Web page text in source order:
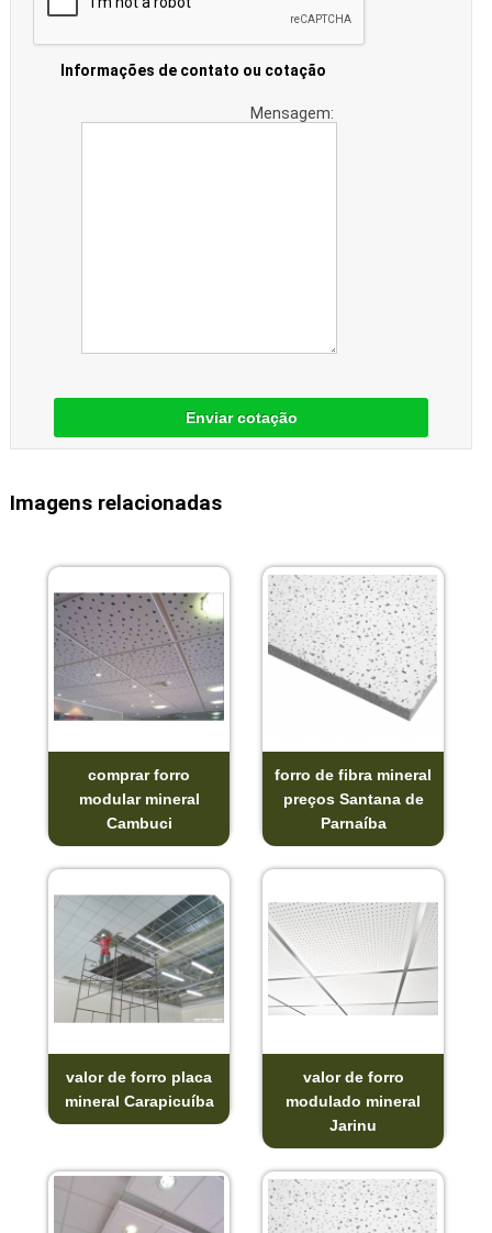
Informações de contato ou cotação
Mensagem:
Enviar cotação
Imagens relacionadas
comprar forro
modular mineral
Cambuci
forro de fibra mineral
preços Santana de
Parnaíba
valor de forro placa
mineral Carapicuíba
valor de forro
modulado mineral
Jarinu